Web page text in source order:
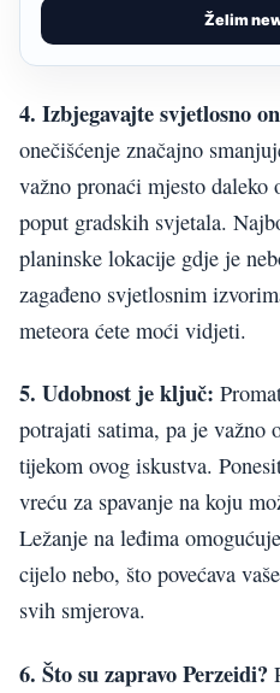
Želim
4. Izbjegavajte svjetlosno
onečišćenje značajno
važno pronaći mjesto daleko
poput gradskih svjetala.
planinske lokacije gdje je
zagađeno svjetlosnim
meteora ćete moći vidjeti.
5. Udobnost je ključ:
potrajati satima, pa je važno
tijekom ovog iskustva.
vreću za spavanje na koju
Ležanje na leđima
cijelo nebo, što povećava
svih smjerova.
6. Što su zapravo Perzeidi?